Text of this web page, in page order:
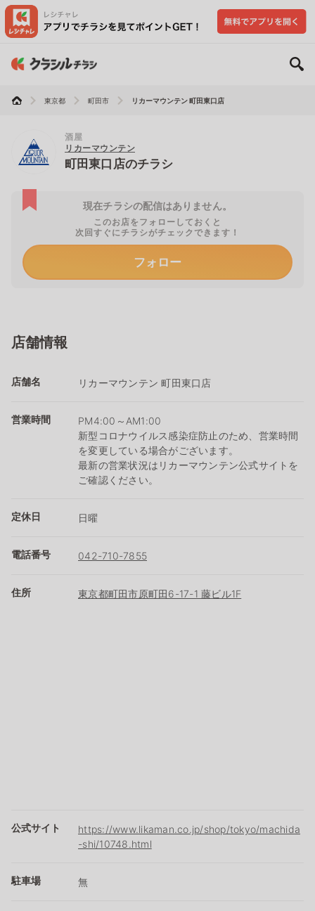
東京都 町田市 リカーマウンテン 町田東口店
酒屋
リカーマウンテン
町田東口店のチラシ
現在チラシの配信はありません。
このお店をフォローしておくと
次回すぐにチラシがチェックできます！
フォロー
店舗情報
店舗名 リカーマウンテン 町田東口店
営業時間
PM4:00～AM1:00
新型コロナウイルス感染症防止のため、営業時間
を変更している場合がございます。
最新の営業状況はリカーマウンテン公式サイトを
ご確認ください。
定休日 日曜
電話番号 042-710-7855
住所 東京都町田市原町田6-17-1 藤ビル1F
公式サイト
https://www.likaman.co.jp/shop/tokyo/machida
-shi/10748.html
駐車場 無